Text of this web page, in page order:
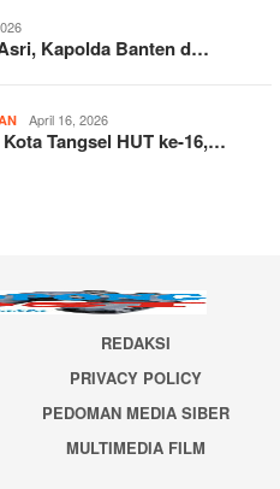
Kapolda Banten d…
April 16, 2026
Tangsel HUT ke-16,…
REDAKSI
PRIVACY POLICY
PEDOMAN MEDIA SIBER
MULTIMEDIA FILM